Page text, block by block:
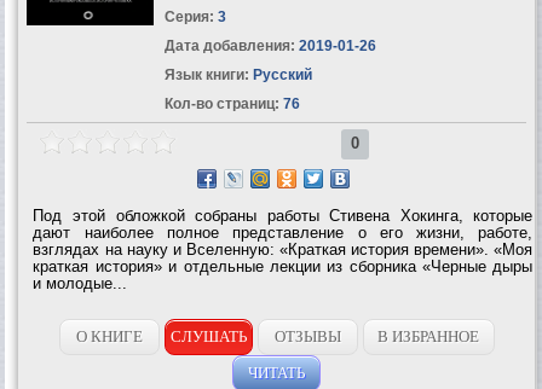
Серия: 3
Дата добавления: 2019-01-26
Язык книги: Русский
Кол-во страниц: 76
0
Под этой обложкой собраны работы Стивена Хокинга, которые
дают наиболее полное представление о его жизни, работе,
взглядах на науку и Вселенную: «Краткая история времени». «Моя
краткая история» и отдельные лекции из сборника «Черные дыры
и молодые...
О КНИГЕ СЛУШАТЬ ОТЗЫВЫ
В ИЗБРАННОЕ
ЧИТАТЬ